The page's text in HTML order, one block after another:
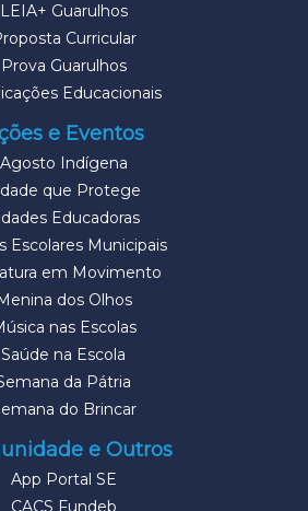
LEIA+ Guarulhos
Curricular
Prova Guarulhos
Educacionais
e Eventos
Agosto Indígena
que Protege
Educadoras
Escolares Municipais
em Movimento
Menina dos Olhos
nas Escolas
Saúde na Escola
da Pátria
do Brincar
e Outros
App Portal SE